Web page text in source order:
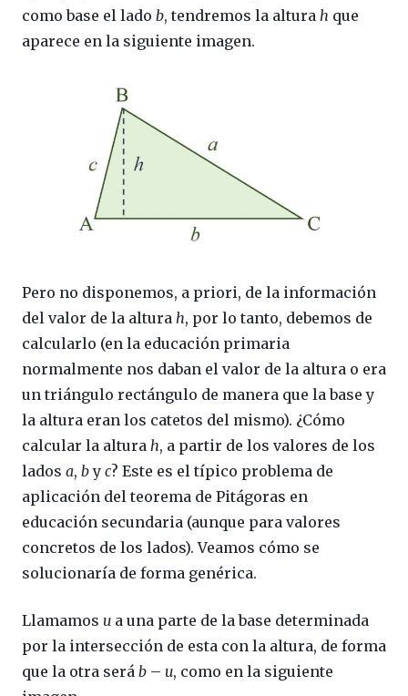
como base el lado b, tendremos la altura h que
aparece en la siguiente imagen.
Pero no disponemos, a priori, de la información
del valor de la altura h, por lo tanto, debemos de
calcularlo (en la educación primaria
normalmente nos daban el valor de la altura o era
un triángulo rectángulo de manera que la base y
la altura eran los catetos del mismo). ¿Cómo
calcular la altura h, a partir de los valores de los
lados a, by c? Este es el típico problema de
aplicación del teorema de Pitágoras en
educación secundaria (aunque para valores
concretos de los lados). Veamos cómo se
solucionaría de forma genérica.
Llamamos u a una parte de la base determinada
por la intersección de esta con la altura, de forma
que la otra será b – u, como en la siguiente